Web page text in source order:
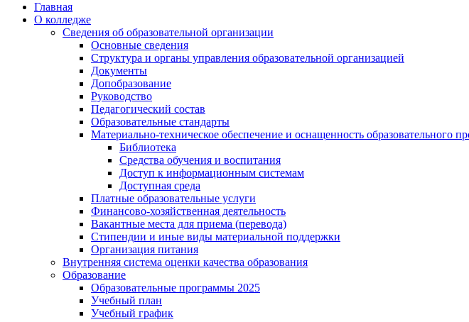
Главная
О колледже
Сведения об образовательной организации
Основные сведения
Структура и органы управления образовательной организацией
Документы
Допобразование
Руководство
Педагогический состав
Образовательные стандарты
Материально-техническое обеспечение и оснащенность образовательного
Библиотека
Средства обучения и воспитания
Доступ к информационным системам
Доступная среда
Платные образовательные услуги
Финансово-хозяйственная деятельность
Вакантные места для приема (перевода)
Стипендии и иные виды материальной поддержки
Организация питания
Внутренняя система оценки качества образования
Образование
Образовательные программы 2025
Учебный план
Учебный график